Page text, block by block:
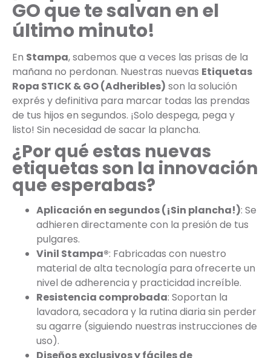
GO que te salvan en el
último minuto!
En Stampa, sabemos que a veces las prisas de la
mañana no perdonan. Nuestras nuevas Etiquetas
Ropa STICK & GO (Adheribles) son la solución
exprés y definitiva para marcar todas las prendas
de tus hijos en segundos. ¡Solo despega, pega y
listo! Sin necesidad de sacar la plancha.
¿Por qué estas nuevas
etiquetas son la innovación
que esperabas?
Aplicación en segundos (¡Sin plancha!): Se
adhieren directamente con la presión de tus
pulgares.
Vinil Stampa®: Fabricadas con nuestro
material de alta tecnología para ofrecerte un
nivel de adherencia y practicidad increíble.
Resistencia comprobada: Soportan la
lavadora, secadora y la rutina diaria sin perder
su agarre (siguiendo nuestras instrucciones de
uso).